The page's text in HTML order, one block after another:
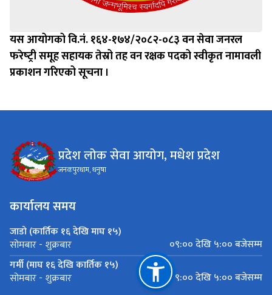
यस आयोगको वि.नं. १६४-१७४/२०८२-०८३ वन सेवा जनरल
फरेष्‍ट्री समूह सहायक तेस्रो तह वन रक्षक पदको स्वीकृत नामावली
प्रकाशन गरिएको सूचना ।
प्रदेश लोक सेवा आयोग, मधेश प्रदेश
जनकपुरधाम, धनुषा
कार्यालय समय
जाडो (कार्तिक १६ देखि माघ १५)
सोमबार - शुक्रबार
०९:०० देखि ५:०० बजेसम्म
गर्मी (माघ १६ देखि कार्तिक १५)
सोमबार - शुक्रबार ०९:०० देखि ५:०० बजेसम्म